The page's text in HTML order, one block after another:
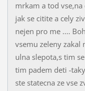
mrkam a tod
jak se citite a cely
nejen pro me ....
vsemu zeleny zakal
ulna slepota,s tim
tim padem deti -
ste statecna ze vse